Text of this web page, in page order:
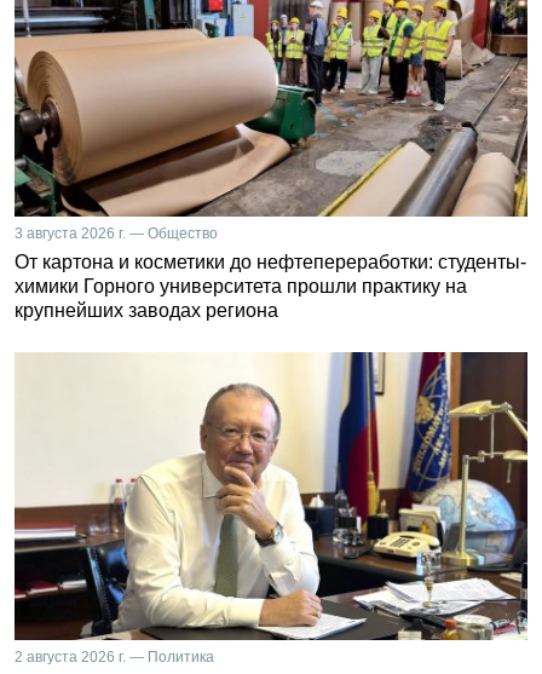
3 августа 2026 г. — Общество
От картона и косметики до нефтепереработки: студенты-
химики Горного университета прошли практику на
крупнейших заводах региона
2 августа 2026 г. — Политика